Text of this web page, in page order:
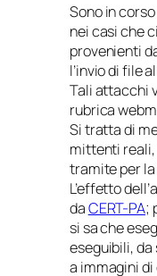
Sono in
nei casi che
provenienti
l’invio di file
Tali attacchi
rubrica
Si tratta di
mittenti
tramite per
L’effetto
daCERT-PA;
si sa che
eseguibili,
a immagini